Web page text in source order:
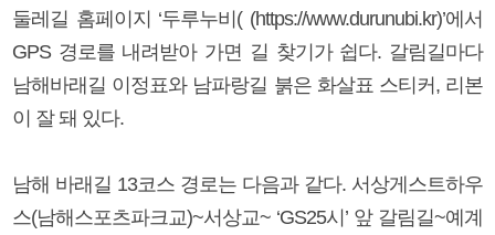
둘레길 홈페이지 ‘두루누비( (https://www.durunubi.kr)’에서
GPS 경로를 내려받아 가면 길 찾기가 쉽다. 갈림길마다
남해바래길 이정표와 남파랑길 붉은 화살표 스티커, 리본
이 잘 돼 있다.
남해 바래길 13코스 경로는 다음과 같다. 서상게스트하우
스(남해스포츠파크교)~서상교~ ‘GS25시’ 앞 갈림길~예계